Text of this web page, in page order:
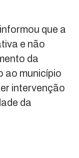
que a
e não
da
ao município
intervenção
da